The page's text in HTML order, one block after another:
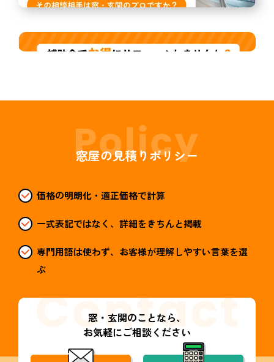
窓屋の見積りポリシー
価格の明朗化・適正価格で計算
一式表記ではなく、詳細をきちんと掲載
専門用語は使わず、お客様が理解しやすい言葉を選
ぶ
窓・玄関のことなら、
お気軽にご相談ください